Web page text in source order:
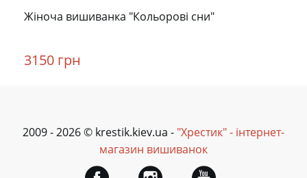
Жіноча вишиванка "Кольорові сни"
3150 грн
2009 - 2026 © krestik.kiev.ua - "Хрестик" - інтернет-
магазин вишиванок